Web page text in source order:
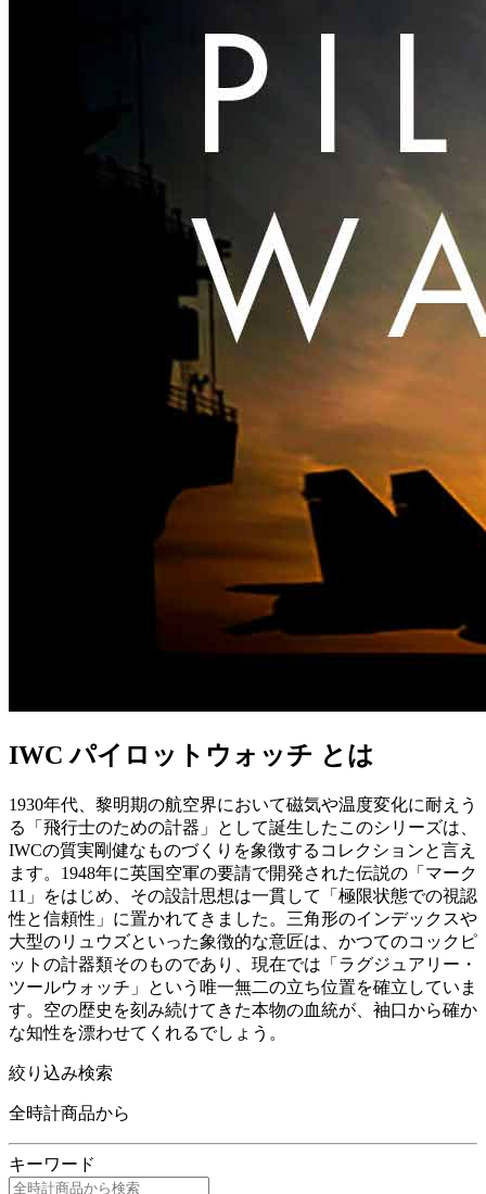
IWC パイロットウォッチ とは
1930年代、黎明期の航空界において磁気や温度変化に耐えう
る「飛行士のための計器」として誕生したこのシリーズは、
IWCの質実剛健なものづくりを象徴するコレクションと言え
ます。1948年に英国空軍の要請で開発された伝説の「マーク
11」をはじめ、その設計思想は一貫して「極限状態での視認
性と信頼性」に置かれてきました。三角形のインデックスや
大型のリュウズといった象徴的な意匠は、かつてのコックピ
ットの計器類そのものであり、現在では「ラグジュアリー・
ツールウォッチ」という唯一無二の立ち位置を確立していま
す。空の歴史を刻み続けてきた本物の血統が、袖口から確か
な知性を漂わせてくれるでしょう。
絞り込み検索
全時計商品から
キーワード